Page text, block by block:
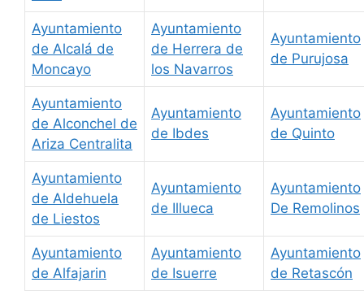
Ayuntamiento
de Alcalá de
Moncayo
Ayuntamiento
de Herrera de
los Navarros
Ayuntamiento
de Purujosa
Ayuntamiento
de Alconchel de
Ariza Centralita
Ayuntamiento
de Ibdes
Ayuntamiento
de Quinto
Ayuntamiento
de Aldehuela
de Liestos
Ayuntamiento
de Illueca
Ayuntamiento
De Remolinos
Ayuntamiento
de Alfajarin
Ayuntamiento
de Isuerre
Ayuntamiento
de Retascón